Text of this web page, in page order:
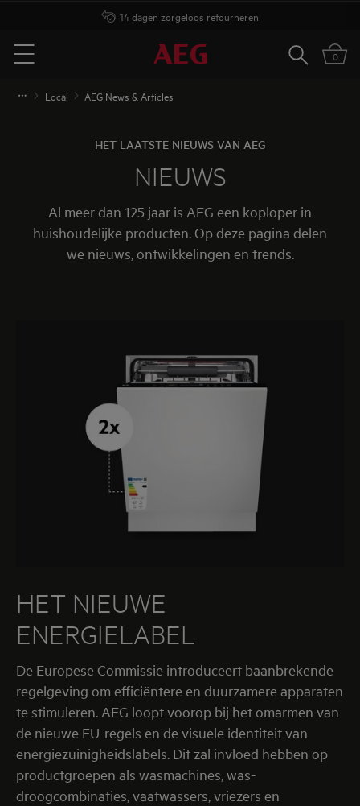
14 dagen zorgeloos retourneren
Menu
Zoeken0
Local AEG News & Articles
HET LAATSTE NIEUWS VAN AEG
NIEUWS
Al meer dan 125 jaar is AEG een koploper in
huishoudelijke producten. Op deze pagina delen
we nieuws, ontwikkelingen en trends.
HET NIEUWE
ENERGIELABEL
De Europese Commissie introduceert baanbrekende
regelgeving om efficiëntere en duurzamere apparaten
te stimuleren. AEG loopt voorop bij het omarmen van
de nieuwe EU-regels en de visuele identiteit van
energiezuinigheidslabels. Dit zal invloed hebben op
productgroepen als wasmachines, was-
droogcombinaties, vaatwassers, vriezers en